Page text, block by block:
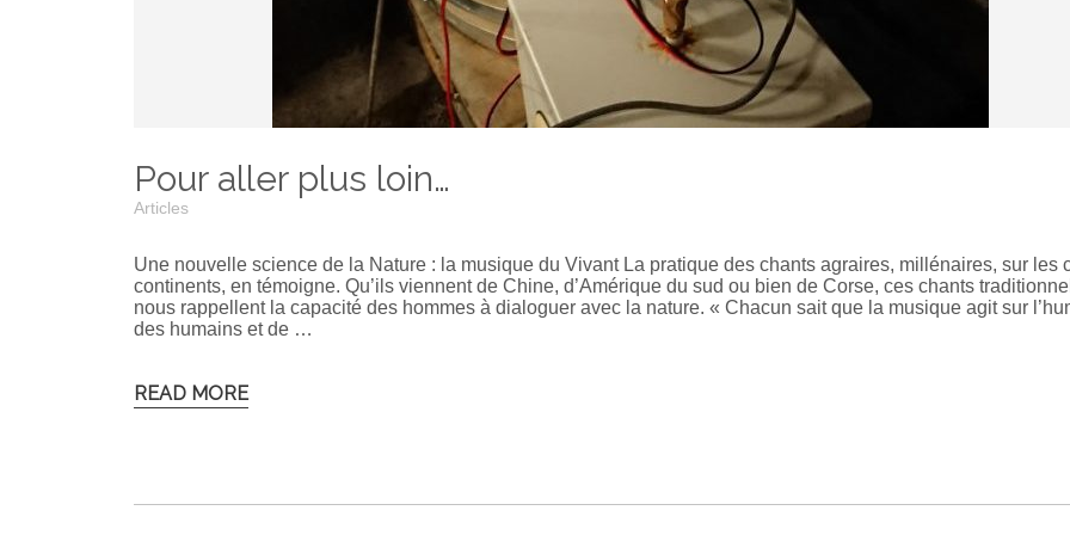
Pour aller plus loin…
Articles
Une nouvelle science de la Nature : la musique du Vivant La pratique des chants agraires, millénaires, sur les
continents, en témoigne. Qu’ils viennent de Chine, d’Amérique du sud ou bien de Corse, ces chants
nous rappellent la capacité des hommes à dialoguer avec la nature. « Chacun sait que la musique agit sur
des humains et de …
READ MORE